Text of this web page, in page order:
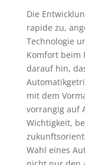
Die
rapide zu,
Technologie
Komfort beim
darauf hin,
mit dem
vorrangig auf
Wichtigkeit,
Wahl eines